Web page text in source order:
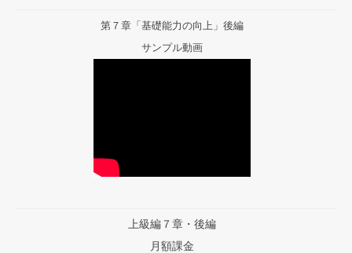
第７章「基礎能力の向上」後編
サンプル動画
上級編７章・後編
月額課金